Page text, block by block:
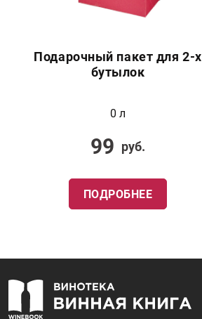
Подарочный пакет для 2-х
бутылок
0 л
99 руб.
ПОДРОБНЕЕ